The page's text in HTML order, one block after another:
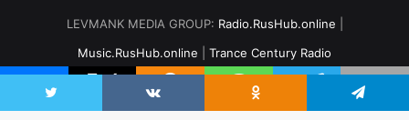
LEVMANK MEDIA GROUP: Radio.RusHub.online
Music.RusHub.online
Trance Century Radio
vk.comOdnoklassniki
Telegram
Twitter VKontakte Odnoklassniki Telegram